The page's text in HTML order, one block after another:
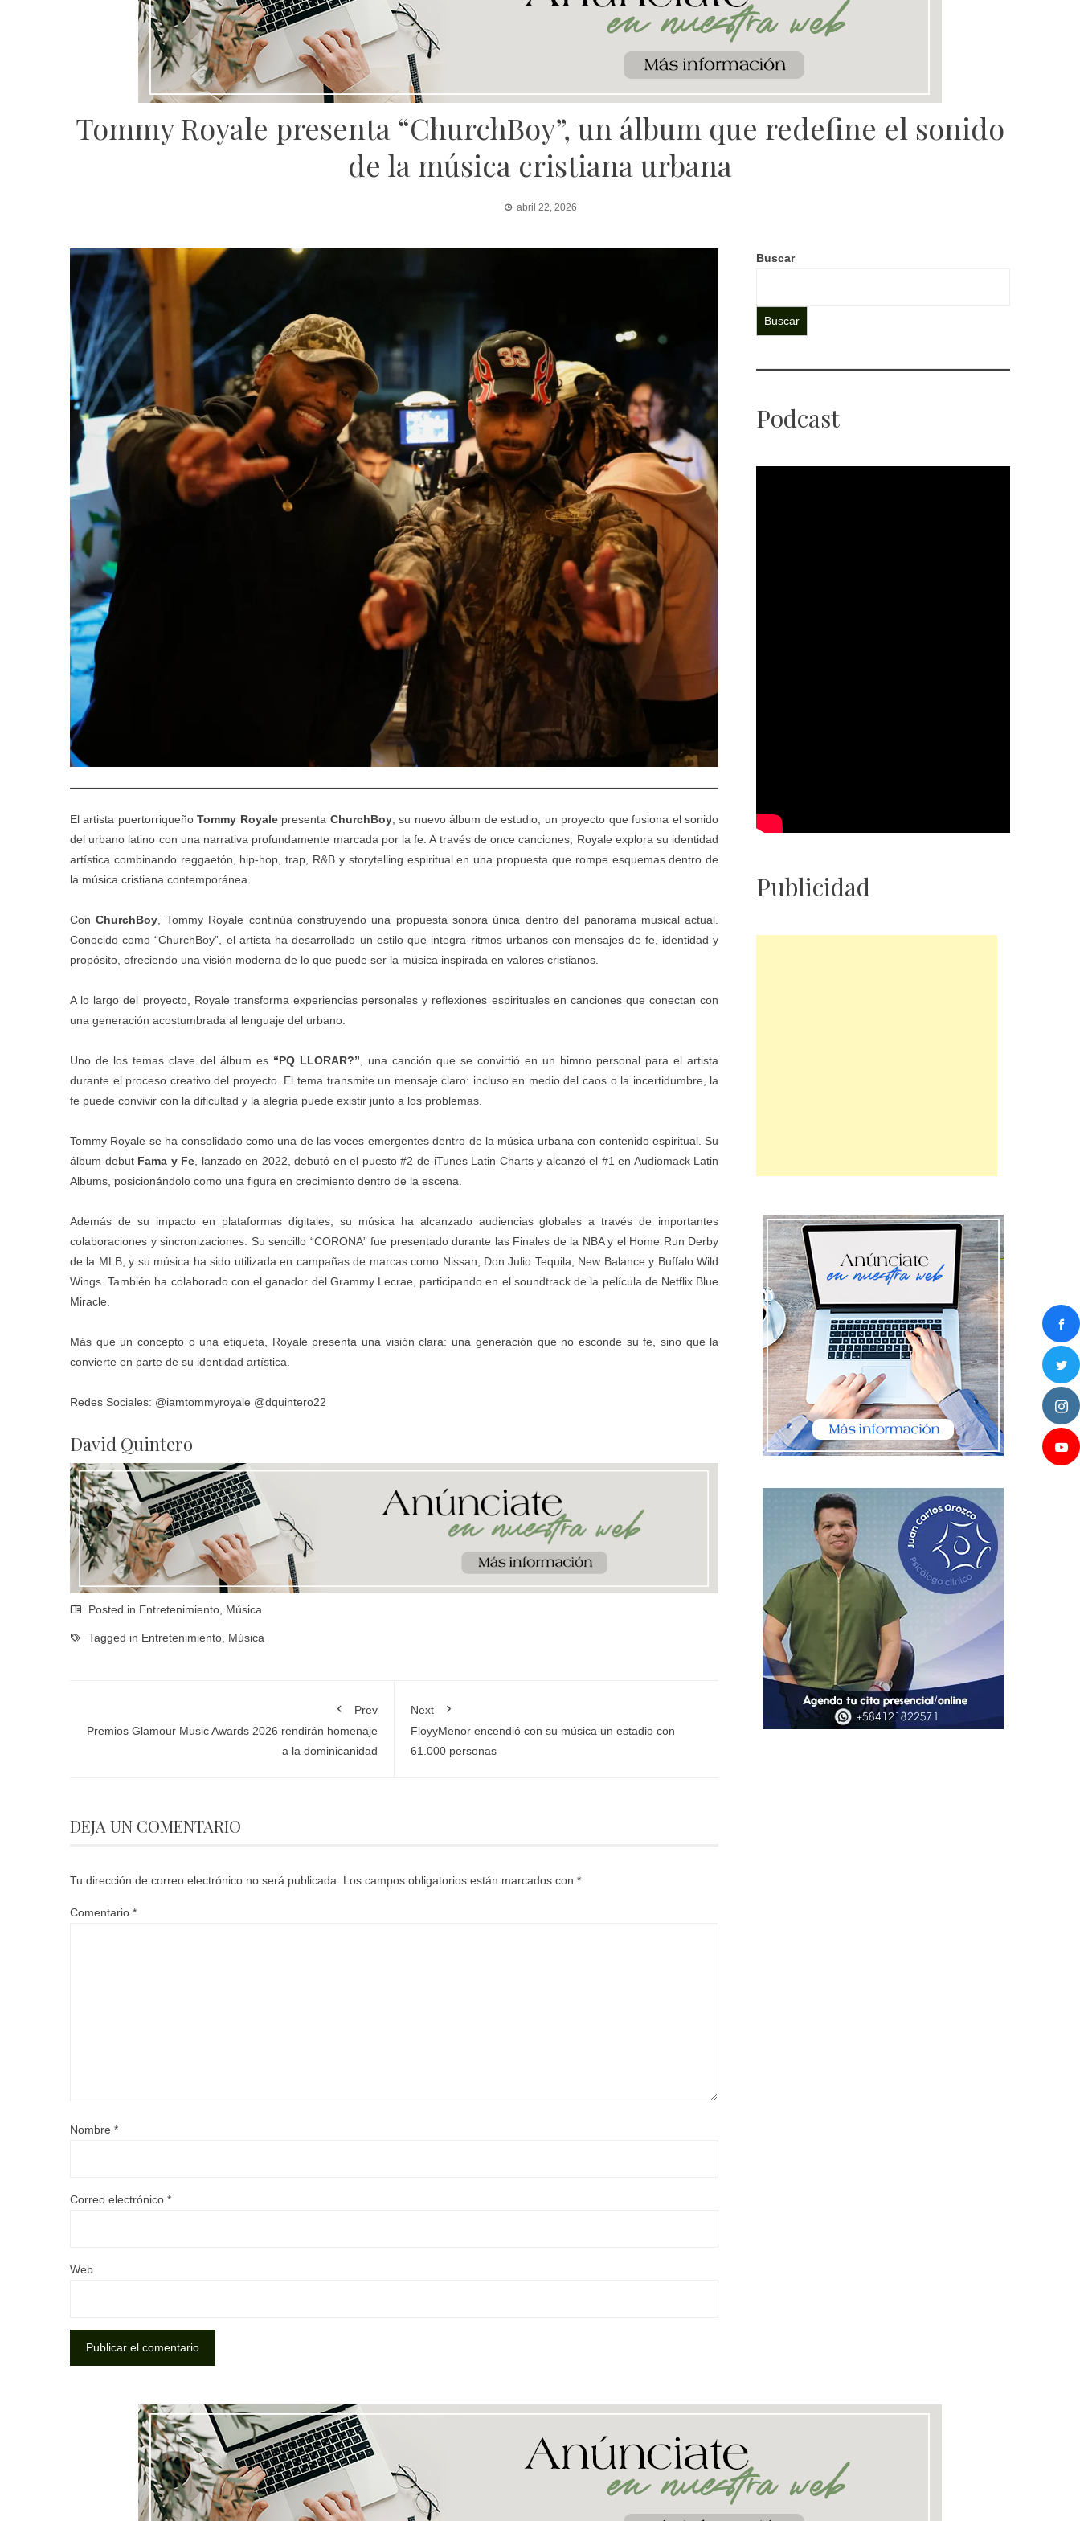
Tommy Royale presenta “ChurchBoy”, un álbum que redefine el sonido
de la música cristiana urbana
abril 22, 2026
El artista puertorriqueñoTommy Royalepresenta ChurchBoy, su nuevo álbum de estudio, un proyecto que fusiona el sonido
del urbano latino con una narrativa profundamente marcada por la fe. A través de once canciones, Royale explora su identidad
artística combinando reggaetón, hip-hop, trap, R&B y storytelling espiritual en una propuesta que rompe esquemas dentro de
la música cristiana contemporánea.
ConChurchBoy, Tommy Royale continúa construyendo una propuesta sonora única dentro del panorama musical actual.
Conocido como “ChurchBoy”, el artista ha desarrollado un estilo que integra ritmos urbanos con mensajes de fe, identidad y
propósito, ofreciendo una visión moderna de lo que puede ser la música inspirada en valores cristianos.
A lo largo del proyecto, Royale transforma experiencias personales y reflexiones espirituales en canciones que conectan con
una generación acostumbrada al lenguaje del urbano.
Uno de los temas clave del álbum es “PQ LLORAR?”, una canción que se convirtió en un himno personal para el artista
durante el proceso creativo del proyecto. El tema transmite un mensaje claro: incluso en medio del caos o la incertidumbre, la
fe puede convivir con la dificultad y la alegría puede existir junto a los problemas.
Tommy Royale se ha consolidado como una de las voces emergentes dentro de la música urbana con contenido espiritual. Su
álbum debut Fama y Fe, lanzado en 2022, debutó en el puesto #2 de iTunes Latin Charts y alcanzó el #1 en Audiomack Latin
Albums, posicionándolo como una figura en crecimiento dentro de la escena.
Además de su impacto en plataformas digitales, su música ha alcanzado audiencias globales a través de importantes
colaboraciones y sincronizaciones. Su sencillo “CORONA” fue presentado durante las Finales de la NBA y el Home Run Derby
de la MLB, y su música ha sido utilizada en campañas de marcas como Nissan, Don Julio Tequila, New Balance y Buffalo Wild
Wings. También ha colaborado con el ganador del Grammy Lecrae, participando en el soundtrack de la película de Netflix Blue
Miracle.
Más que un concepto o una etiqueta, Royale presenta una visión clara: una generación que no esconde su fe, sino que la
convierte en parte de su identidad artística.
Redes Sociales: @iamtommyroyale @dquintero22
David Quintero
Posted in Entretenimiento Música
Tagged in Entretenimiento Música
Prev
Premios Glamour Music Awards 2026 rendirán homenaje
a la dominicanidad
Next
FloyyMenor encendió con su música un estadio con
61.000 personas
DEJA UN COMENTARIO
Tu dirección de correo electrónico no será publicada. Los campos obligatorios están marcados con *
Comentario *
Nombre *
Correo electrónico *
Web
Buscar
Buscar
Podcast
Publicidad